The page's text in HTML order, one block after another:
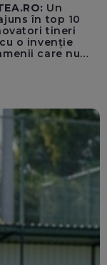
Un
în top 10
tineri
o invenție
care nu